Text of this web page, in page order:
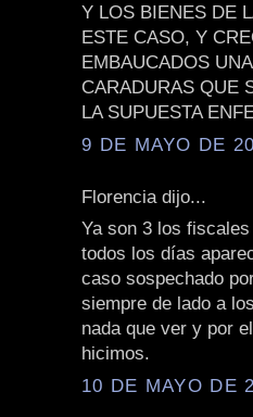
Y LOS BIENES DE
ESTE CASO, Y
EMBAUCADOS
CARADURAS QUE
LA SUPUESTA
9 DE MAYO DE
Florencia dijo...
Ya son 3 los
todos los días
caso sospechado
siempre de lado a
nada que ver y por
hicimos.
10 DE MAYO DE